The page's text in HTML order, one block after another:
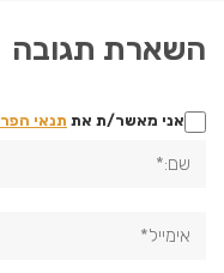
השארת תגובה
אני מאשר/ת את תנאי